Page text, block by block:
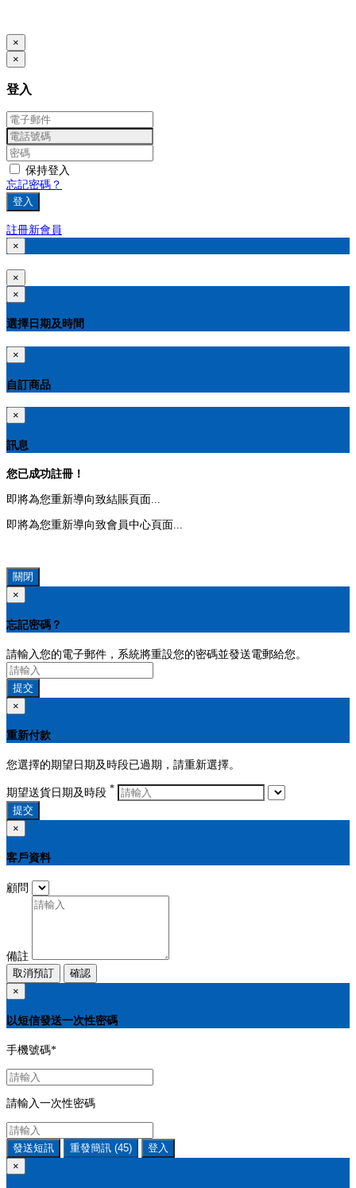
×
×
登入
保持登入
忘記密碼？
登入
註冊新會員
×
×
×
選擇日期及時間
×
自訂商品
×
訊息
您已成功註冊！
即將為您重新導向致結賬頁面...
即將為您重新導向致會員中心頁面...
關閉
×
忘記密碼？
請輸入您的電子郵件，系統將重設您的密碼並發送電郵給您。
提交
×
重新付款
您選擇的期望日期及時段已過期，請重新選擇。
期望送貨日期及時段 *
提交
×
客戶資料
顧問
備註
取消預訂
確認
×
以短信發送一次性密碼
手機號碼*
請輸入一次性密碼
發送短訊 重發簡訊 (45)
登入
×